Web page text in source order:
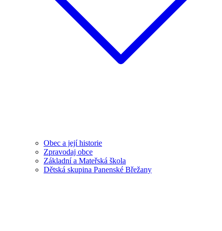
Obec a její historie
Zpravodaj obce
Základní a Mateřská škola
Dětská skupina Panenské Břežany